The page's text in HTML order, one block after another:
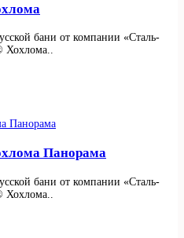
бани от компании «Сталь-
Хохлома..
Панорама
бани от компании «Сталь-